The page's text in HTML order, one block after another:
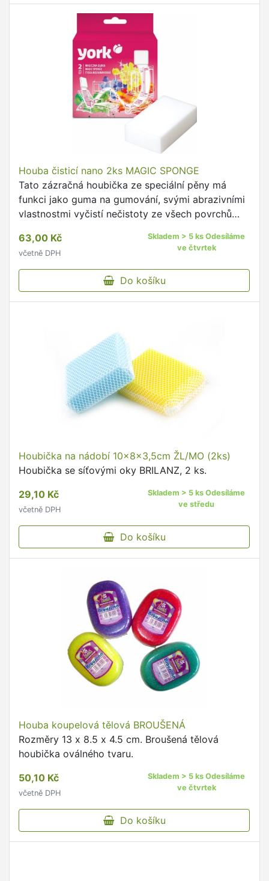
Houba čisticí nano 2ks MAGIC SPONGE
Tato zázračná houbička ze speciální pěny má
funkci jako guma na gumování, svými abrazivními
vlastnostmi vyčistí nečistoty ze všech povrchů
63,00 Kč
včetně DPH
Skladem > 5 ks Odesíláme
ve čtvrtek
Do košíku
Houbička na nádobí 10x8x3,5cm ŽL/MO (2ks)
Houbička se síťovými oky BRILANZ, 2 ks.
29,10 Kč
včetně DPH
Skladem > 5 ks Odesíláme
ve středu
Do košíku
Houba koupelová tělová BROUŠENÁ
Rozměry 13 x 8.5 x 4.5 cm. Broušená tělová
houbička oválného tvaru.
50,10 Kč
včetně DPH
Skladem > 5 ks Odesíláme
ve čtvrtek
Do košíku